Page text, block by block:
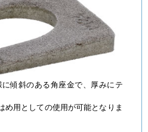
傾斜のある角座金で、厚みにテ
め用としての使用が可能となりま